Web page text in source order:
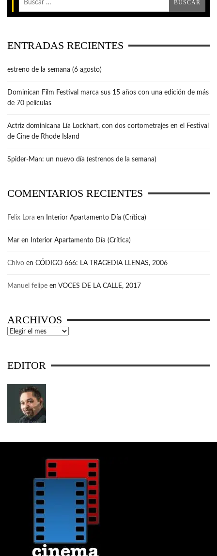
ENTRADAS RECIENTES
estreno de la semana (6 agosto)
Dominican Film Festival marca sus 15 años con una edición de más
de 70 películas
Actriz dominicana Lía Lockhart, con dos cortometrajes en el Festival
de Cine de Rhode Island
Spider-Man: un nuevo día (estrenos de la semana)
COMENTARIOS RECIENTES
Felix Lora en Interior Apartamento Día (Crítica)
Mar en Interior Apartamento Día (Crítica)
Chivo en CÓDIGO 666: LA TRAGEDIA LLENAS, 2006
Manuel felipe en VOCES DE LA CALLE, 2017
ARCHIVOS
Archivos
EDITOR